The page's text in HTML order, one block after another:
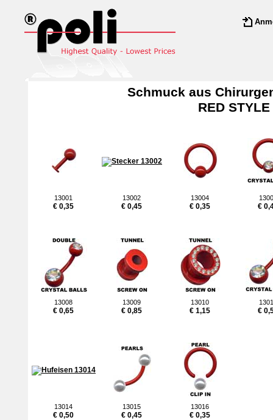
Schmuck aus
RED STYLE
13001
€ 0,35
13002
€ 0,45
13004
€ 0,35 €
13008
€ 0,65
13009
€ 0,85
13010
€ 1,15 €
13014
€ 0,50
13015
€ 0,45
13016
€ 0,35